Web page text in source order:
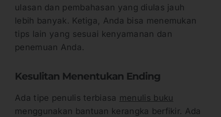
ulasan dan pembahasan yang diulas jauh
lebih banyak. Ketiga, Anda bisa menemukan
tips lain yang sesuai kenyamanan dan
penemuan Anda.
Kesulitan Menentukan Ending
Ada tipe penulis terbiasa menulis buku
menggunakan bantuan kerangka berfikir. Ada